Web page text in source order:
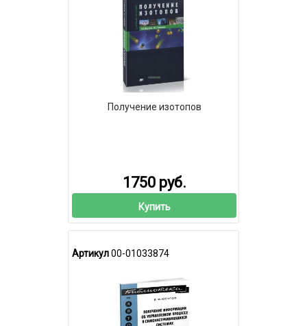
Получение изотопов
1750 руб.
Купить
Артикул00-01033874